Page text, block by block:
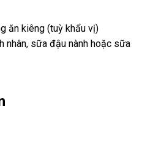
ăn kiêng (tuỳ khẩu vị)
nhân, sữa đậu nành hoặc sữa